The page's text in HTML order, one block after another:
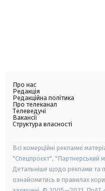
Про нас
Редакція
Редакційна політика
Про телеканал
Телеведучі
Вакансії
Структура власності
Всі комерційні рекламні
"Спецпроєкт", "Партнерський
Детальніше щодо реклами та
ознайомитись в правилах